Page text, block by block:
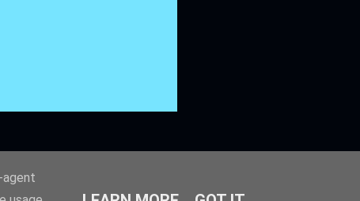
agent